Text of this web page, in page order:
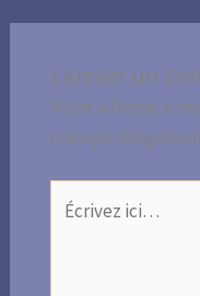
Laisser un
Votre adresse e-
champs
Écrivez
ici…